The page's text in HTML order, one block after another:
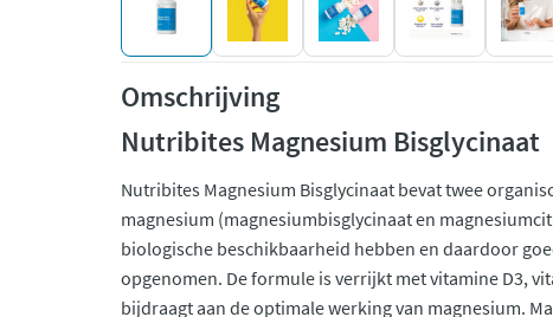
Omschrijving
Nutribites Magnesium Bisglycinaat
Nutribites Magnesium Bisglycinaat bevat twee
magnesium (magnesiumbisglycinaat en
biologische beschikbaarheid hebben en daardoor
opgenomen. De formule is verrijkt met vitamine D3,
bijdraagt aan de optimale werking van magnesium.